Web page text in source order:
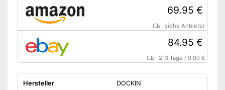
69.95 €
siehe Anbieter
84.95 €
2-3 Tage /0.00 €
Hersteller
DOCKIN